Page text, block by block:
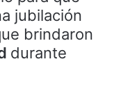
jubilación
brindaron
durante